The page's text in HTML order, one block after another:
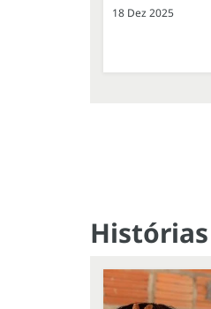
18 Dez 2025